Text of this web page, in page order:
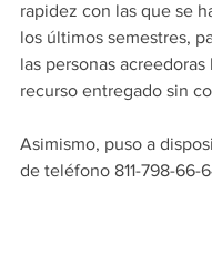
rapidez con las que se
los últimos semestres,
las personas acreedoras
recurso entregado sin
Asimismo, puso a
de teléfono 811-798-66-